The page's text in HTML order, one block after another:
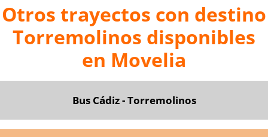
Otros trayectos con destino
Torremolinos disponibles
en Movelia
Bus Cádiz - Torremolinos